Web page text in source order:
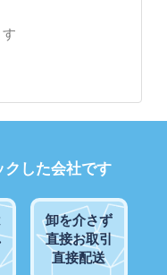
した会社です
卸を介さず
直接お取引
直接配送